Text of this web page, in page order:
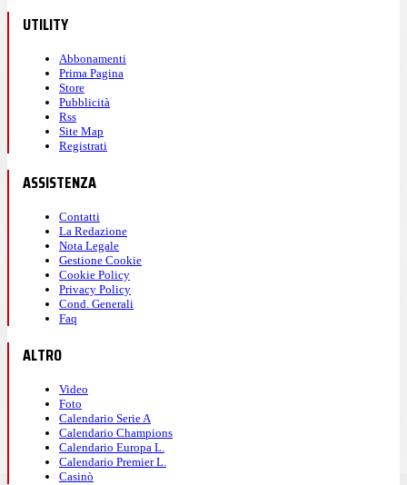
UTILITY
Abbonamenti
Prima Pagina
Store
Pubblicità
Rss
Site Map
Registrati
ASSISTENZA
Contatti
La Redazione
Nota Legale
Gestione Cookie
Cookie Policy
Privacy Policy
Cond. Generali
Faq
ALTRO
Video
Foto
Calendario Serie A
Calendario Champions
Calendario Europa L.
Calendario Premier L.
Casinò